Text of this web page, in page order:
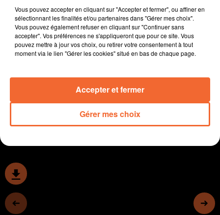
lumière le parcours d'un jeune bressuirais engagé dans
les brigages internationnales en Espagne dans les
années 30.
En pleine période de la Toussaint Philippe Michel-
Courty animera une conférence ce soir à Thouars.
cimetières.
Retour sur l'actualité sportive du week-end avec les
0:00 16 min 30 sec
Vous pouvez accepter en cliquant sur "Accepter et fermer", ou affiner en
sélectionnant les finalités et/ou partenaires dans "Gérer mes choix".
Vous pouvez également refuser en cliquant sur "Continuer sans
accepter". Vos préférences ne s'appliqueront que pour ce site. Vous
pouvez mettre à jour vos choix, ou retirer votre consentement à tout
moment via le lien "Gérer les cookies" situé en bas de chaque page.
Gérer mes choix
Accepter et fermer